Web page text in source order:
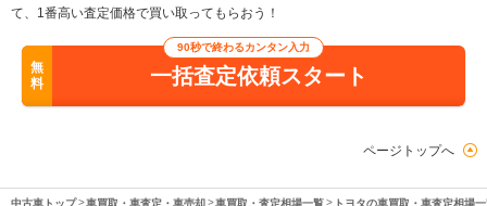
て、1番高い査定価格で買い取ってもらおう！
無
料
90秒で終わるカンタン入力
一括査定依頼スタート
ページトップへ
中古車トップ 車買取・車査定・車売却 車買取・査定相場一覧 トヨタの車買取・車査定相場